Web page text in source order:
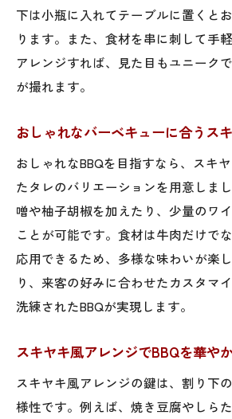
下は小瓶に入れてテーブルに置くと
ります。また、食材を串に刺して手
アレンジすれば、見た目もユニーク
が撮れます。
おしゃれなバーベキューに合うス
おしゃれなBBQを目指すなら、スキ
たタレのバリエーションを用意しま
噌や柚子胡椒を加えたり、少量のワ
ことが可能です。食材は牛肉だけで
応用できるため、多様な味わいが楽
り、来客の好みに合わせたカスタマ
洗練されたBBQが実現します。
スキヤキ風アレンジでBBQを華や
スキヤキ風アレンジの鍵は、割り下
様性です。例えば、焼き豆腐やしら